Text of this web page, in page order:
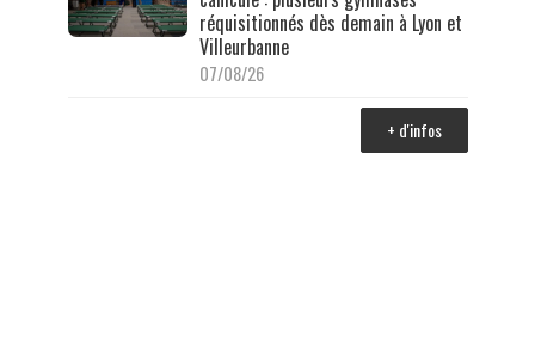
réquisitionnés dès demain à Lyon et
Villeurbanne
07/08/26
+ d'infos